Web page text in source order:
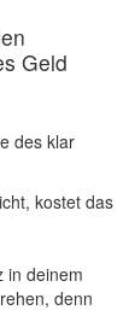
Geld
des klar
kostet das
in deinem
denn